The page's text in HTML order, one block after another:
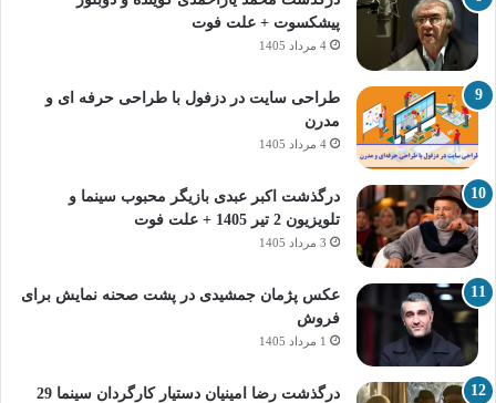
پیشکسوت + علت فوت
4 مرداد 1405
طراحی سایت در دزفول با طراحی حرفه‌ ای و
مدرن
4 مرداد 1405
درگذشت اکبر عبدی بازیگر محبوب سینما و
تلویزیون 2 تیر 1405 + علت فوت
3 مرداد 1405
عکس پژمان جمشیدی در پشت صحنه نمایش برای
فروش
1 مرداد 1405
درگذشت رضا امینیان دستیار کارگردان سینما 29